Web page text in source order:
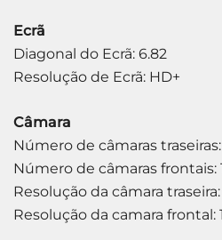
Ecrã
Diagonal do Ecrã: 6.82
Resolução de Ecrã: HD+
Câmara
Número de câmaras
Número de câmaras frontais:
Resolução da câmara
Resolução da camara frontal: